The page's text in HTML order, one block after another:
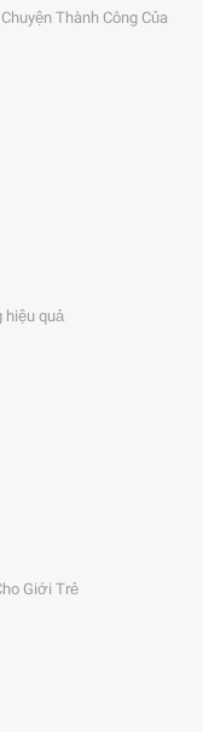
Thành Công Của
hiệu quả
Giới Trẻ